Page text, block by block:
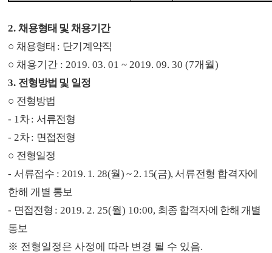
2.채용형태 및 채용기간
○ 채용형태 : 단기계약직
○ 채용기간 : 2019. 03. 01 ~ 2019. 09. 30 (7개월)
3. 전형방법 및 일정
○ 전형방법
- 1 차: 서류전형
- 2차: 면접전형
○ 전형일정
- 서류접수 : 2019. 1. 28(월) ~ 2. 15(금), 서류전형 합격자에
한해 개별 통보
- 면접전형 : 2019. 2. 25(월) 10:00, 최종 합격자에 한해 개별
통보
※ 전형일정은 사정에 따라 변경 될 수 있음.